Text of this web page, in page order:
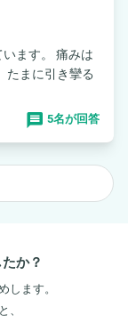
痛みは
たまに引き攣る
5名が回答
か？
します。
、